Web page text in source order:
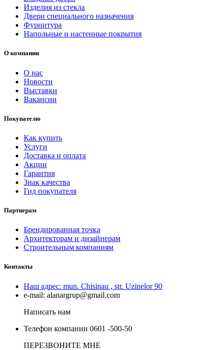
Изделия из стекла
Двери специального назначения
Фурнитура
Напольные и настенные покрытия
О компании
О нас
Новости
Выставки
Вакансии
Покупателю
Как купить
Услуги
Доставка и оплата
Акции
Гарантия
Знак качества
Гид покупателя
Партнерам
Брендированная точка
Архитекторам и дизайнерам
Строительным компаниям
Контакты
Наш адрес: mun. Chisinau , str. Uzinelor 90
e-mail: alanargrup@gmail.com
Написать нам
Телефон компании 0601 -500-50
ПЕРЕЗВОНИТЕ МНЕ